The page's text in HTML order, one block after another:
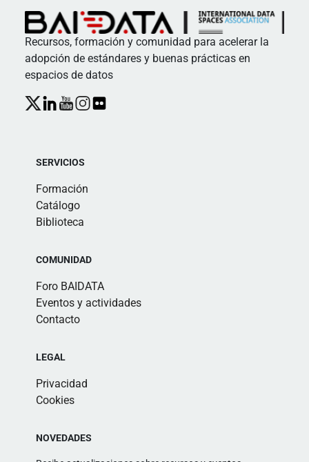
Recursos, formación y comunidad para acelerar la
adopción de estándares y buenas prácticas en
espacios de datos
SERVICIOS
Formación
Catálogo
Biblioteca
COMUNIDAD
Foro BAIDATA
Eventos y actividades
Contacto
LEGAL
Privacidad
Cookies
NOVEDADES